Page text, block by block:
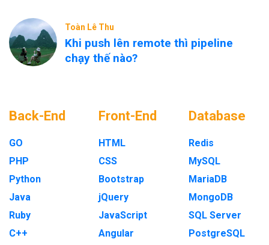
Toàn Lê Thu
Khi push lên remote thì pipeline
chạy thế nào?
Back-End
GO
PHP
Python
Java
Ruby
C++
Front-End
HTML
CSS
Bootstrap
jQuery
JavaScript
Angular
Database
Redis
MySQL
MariaDB
MongoDB
SQL Server
PostgreSQL